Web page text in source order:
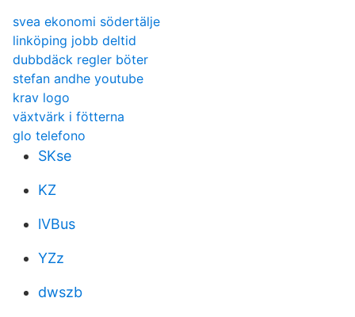
svea ekonomi södertälje
linköping jobb deltid
dubbdäck regler böter
stefan andhe youtube
krav logo
växtvärk i fötterna
glo telefono
SKse
KZ
lVBus
YZz
dwszb